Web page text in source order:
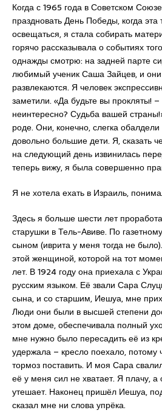
Когда с 1965 года в Советском
праздновать День Победы, когда
освещаться, я стала собирать
горячо рассказывала о событиях
однажды смотрю: на задней парте
любимый ученик Саша Зайцев, и
развлекаются. Я человек
заметили. «Да будьте вы прокляты!
неинтересно? Судьба вашей
роде. Они, конечно, слегка
довольно большие дети. Я, сказать
на следующий день извинилась
теперь вижу, я была совершенно
Я не хотела ехать в Израиль,
Здесь я больше шести лет
старушки в Тель-Авиве. По
сыном (иврита у меня тогда не
этой женщиной, которой на тот
лет. В 1924 году она приехала с
русским языком. Её звали Сара
сына, и со старшим, Иешуа, мне
Люди они были в высшей степени
этом доме, обеспечивала полный
мне нужно было пересадить её из
удержала – кресло поехало, потому
тормоз поставить. И моя Сара
её у меня сил не хватает. Я плачу,
утешает. Наконец пришёл Иешуа,
сказал мне ни слова упрёка.